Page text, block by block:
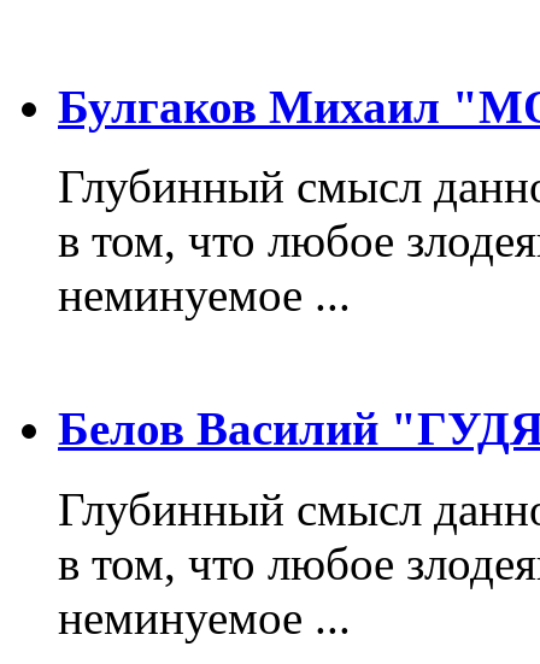
Булгаков Михаил
Глубинный смысл
в том, что любое
неминуемое ...
Белов Василий
Глубинный смысл
в том, что любое
неминуемое ...